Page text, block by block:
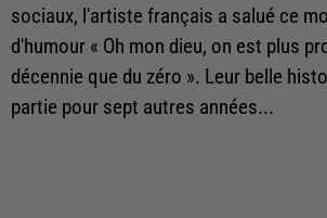
sociaux, l'artiste français a salué ce
d'humour « Oh mon dieu, on est plus
décennie que du zéro ». Leur belle
partie pour sept autres années...